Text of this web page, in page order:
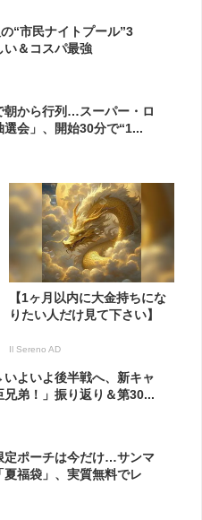
の“市民ナイトプール”3
＆コスパ最強
朝から行列…スーパー・ロ
選会」、開始30分で“1...
【1ヶ月以内に大金持ちにな
りたい人だけ見て下さい】
Il Sereno AD
よいよ後半戦へ、新キャ
弟！」振り返り＆第30...
定ポーチは今だけ…サンマ
夏福袋」、実質無料でレ